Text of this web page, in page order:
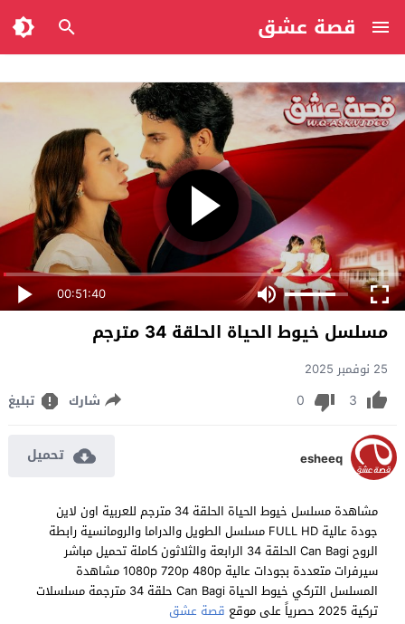
قصة عشق
00:51:40
مسلسل خيوط الحياة الحلقة 34 مترجم
25 نوفمبر 2025
3
0 شارك تبليغ
esheeq تحميل
مشاهدة مسلسل خيوط الحياة الحلقة 34 مترجم للعربية اون لاين
جودة عالية FULL HD مسلسل الطويل والدراما والرومانسية رابطة
الروح Can Bagi الحلقة 34 الرابعة والثلاثون كاملة تحميل مباشر
سيرفرات متعددة بجودات عالية 1080p 720p 480p مشاهدة
المسلسل التركي خيوط الحياة Can Bagi حلقة 34 مترجمة مسلسلات
تركية 2025 حصرياً على موقع
قصة عشق